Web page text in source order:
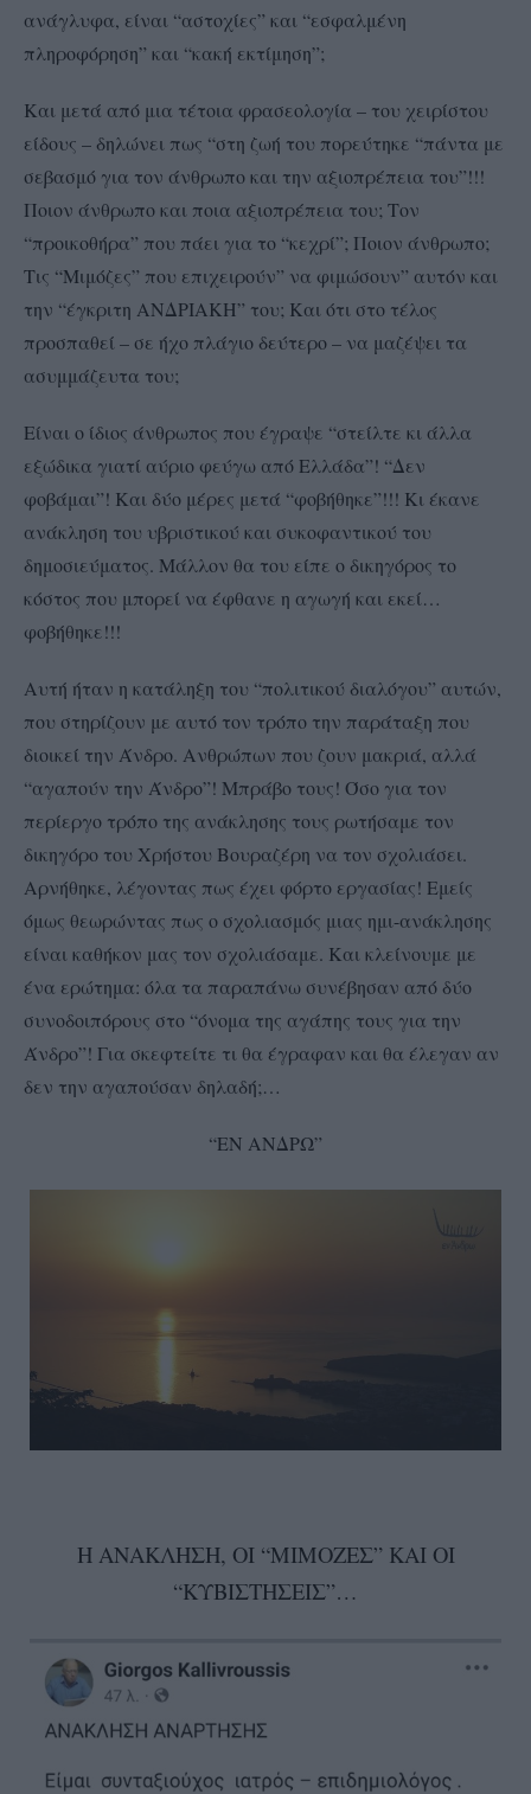
ανάγλυφα, είναι “αστοχίες” και “εσφαλμένη
πληροφόρηση” και “κακή εκτίμηση”;
Και μετά από μια τέτοια φρασεολογία – του χειρίστου
είδους – δηλώνει πως “στη ζωή του πορεύτηκε “πάντα με
σεβασμό για τον άνθρωπο και την αξιοπρέπεια του”!!!
Ποιον άνθρωπο και ποια αξιοπρέπεια του; Τον
“προικοθήρα” που πάει για το “κεχρί”; Ποιον άνθρωπο;
Τις “Μιμόζες” που επιχειρούν” να φιμώσουν” αυτόν και
την “έγκριτη ΑΝΔΡΙΑΚΗ” του; Και ότι στο τέλος
προσπαθεί – σε ήχο πλάγιο δεύτερο – να μαζέψει τα
ασυμμάζευτα του;
Είναι ο ίδιος άνθρωπος που έγραψε “στείλτε κι άλλα
εξώδικα γιατί αύριο φεύγω από Ελλάδα”! “Δεν
φοβάμαι”! Και δύο μέρες μετά “φοβήθηκε”!!! Κι έκανε
ανάκληση του υβριστικού και συκοφαντικού του
δημοσιεύματος. Μάλλον θα του είπε ο δικηγόρος το
κόστος που μπορεί να έφθανε η αγωγή και εκεί…
φοβήθηκε!!!
Αυτή ήταν η κατάληξη του “πολιτικού διαλόγου” αυτών,
που στηρίζουν με αυτό τον τρόπο την παράταξη που
διοικεί την Άνδρο. Ανθρώπων που ζουν μακριά, αλλά
“αγαπούν την Άνδρο”! Μπράβο τους! Όσο για τον
περίεργο τρόπο της ανάκλησης τους ρωτήσαμε τον
δικηγόρο του Χρήστου Βουραζέρη να τον σχολιάσει.
Αρνήθηκε, λέγοντας πως έχει φόρτο εργασίας! Εμείς
όμως θεωρώντας πως ο σχολιασμός μιας ημι-ανάκλησης
είναι καθήκον μας τον σχολιάσαμε. Και κλείνουμε με
ένα ερώτημα: όλα τα παραπάνω συνέβησαν από δύο
συνοδοιπόρους στο “όνομα της αγάπης τους για την
Άνδρο”! Για σκεφτείτε τι θα έγραφαν και θα έλεγαν αν
δεν την αγαπούσαν δηλαδή;…
“ΕΝ ΑΝΔΡΩ”
Η ΑΝΑΚΛΗΣΗ, ΟΙ “ΜΙΜΟΖΕΣ” ΚΑΙ ΟΙ
“ΚΥΒΙΣΤΗΣΕΙΣ”…